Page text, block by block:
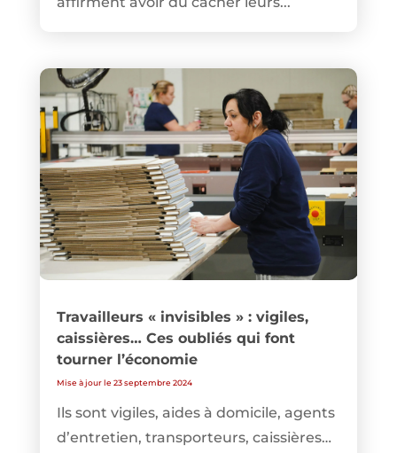
Travailleurs « invisibles » : vigiles,
caissières… Ces oubliés qui font
tourner l’économie
Mise à jour le 23 septembre 2024
Ils sont vigiles, aides à domicile, agents
d’entretien, transporteurs, caissières…